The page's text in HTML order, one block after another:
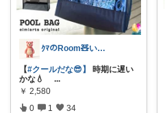
ｸﾏのRoom🧸いつもあざます😘✨️
【#クールだな😎】
時期に遅い
かな💧 ...
￥ 2,580
0 1 34